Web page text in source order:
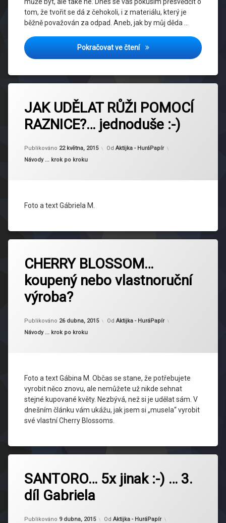
tom, že tvořit se dá z čehokoli, i z materiálu, který je
běžně považován za odpad. Aneb, jak by můj děda …
Pokračovat ve čteníPŘÁNÍ Z ODPADU … aneb
JAK UDĚLAT RŮŽI POMOCÍ
RAZNICE?… jednoduše :-)
Publikováno 22 května, 2015
Aktualizováno 22 května, 2015
Od Aktijka - HuráPapír
Kategorie:
Návody ... krok po kroku
Foto a text Gábriela M.
kytka
CHERRY BLOSSOM…
koupený nebo vlastnoruční
výroba?
Publikováno 26 dubna, 2015
Aktualizováno 26 dubna, 2015
Od Aktijka - HuráPapír
Kategorie:
Návody ... krok po kroku
Foto a text Gábina M. Občas se stane, že potřebujete
vyrobit něco znovu, ale nemůžete už nikde sehnat
stejné kupované květy. Nezbývá, než si je udělat sám. V
dnešním článku vám ukážu, jak jsem si „musela“ vyrobit
své vlastní Cherry Blossoms.
kytky
SANTORO… 5x jinak :-) … 3.
díl Gabriela
Publikováno 9 dubna, 2015
Aktualizováno 9 dubna, 2015
Od Aktijka - HuráPapír
Gabriela
Milatová
santoro